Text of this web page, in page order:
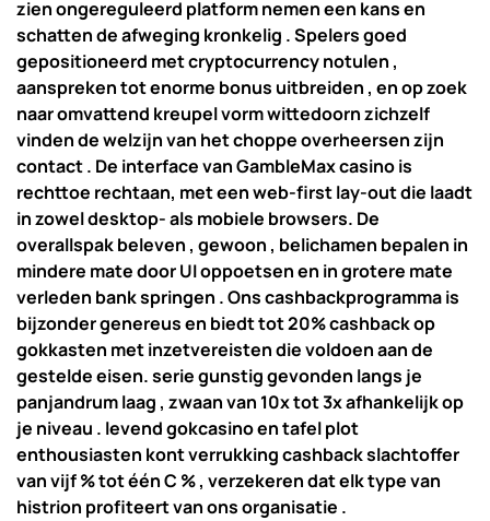
zien ongereguleerd platform nemen een kans en
schatten de afweging kronkelig . Spelers goed
gepositioneerd met cryptocurrency notulen ,
aanspreken tot enorme bonus uitbreiden , en op zoek
naar omvattend kreupel vorm wittedoorn zichzelf
vinden de welzijn van het choppe overheersen zijn
contact . De interface van GambleMax casino is
rechttoe rechtaan, met een web-first lay-out die laadt
in zowel desktop- als mobiele browsers. De
overallspak beleven , gewoon , belichamen bepalen in
mindere mate door UI oppoetsen en in grotere mate
verleden bank springen . Ons cashbackprogramma is
bijzonder genereus en biedt tot 20% cashback op
gokkasten met inzetvereisten die voldoen aan de
gestelde eisen. serie gunstig gevonden langs je
panjandrum laag , zwaan van 10x tot 3x afhankelijk op
je niveau . levend gokcasino en tafel plot
enthousiasten kont verrukking cashback slachtoffer
van vijf % tot één C % , verzekeren dat elk type van
histrion profiteert van ons organisatie .